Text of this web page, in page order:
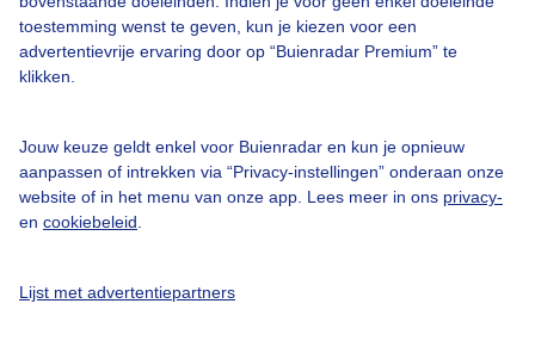
toestemming wenst te geven, kun je kiezen voor een
advertentievrije ervaring door op “Buienradar Premium” te
klikken.
Jouw keuze geldt enkel voor Buienradar en kun je opnieuw
aanpassen of intrekken via “Privacy-instellingen” onderaan onze
website of in het menu van onze app. Lees meer in ons privacy-
en cookiebeleid
Lijst met advertentiepartners
Contact
Toegankelijkheid
Buienradar Team
Privacy beleid
Privacy instellingen